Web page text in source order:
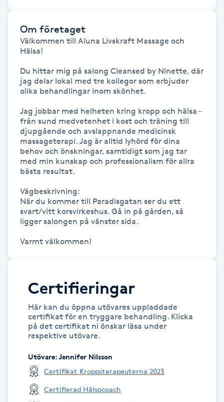
Hudföryngring
Huduppstramning
Hyaluronsyra
Hyperhidros
Hårborttagning
Hårbottenbehandling
Hälsprickor
Idrottsmassage
Om företaget
Välkommen till Aluna Livskraft Massage och
Hälsa!
Du hittar mig på salong Cleansed by Ninette, där
jag delar lokal med tre kollegor som erbjuder
olika behandlingar inom skönhet.
Jag jobbar med helheten kring kropp och hälsa –
från sund medvetenhet i kost och träning till
djupgående och avslappnande medicinsk
massageterapi. Jag är alltid lyhörd för dina
behov och önskningar, samtidigt som jag tar
med min kunskap och professionalism för allra
bästa resultat.
Vägbeskrivning:
När du kommer till Paradisgatan ser du ett
svart/vitt korsvirkeshus. Gå in på gården, så
ligger salongen på vänster sida.
Varmt välkommen!
Certifieringar
Här kan du öppna utövares uppladdade
certifikat för en tryggare behandling. Klicka
på det certifikat ni önskar läsa under
respektive utövare.
Utövare:Jennifer Nilsson
Certifikat Kroppsterapeuterna 2023
Certifierad Hälsocoach